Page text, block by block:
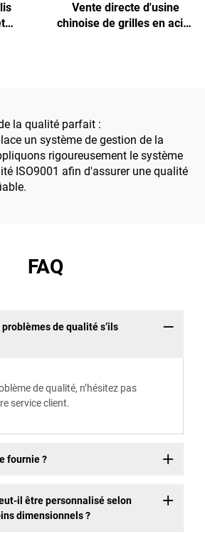
Vente directe d'usine
chinoise de grilles en acier
d'énergie nouvelle
photovoltaïque/
éolienne/de stockage
d'énergie
la qualité parfait :
un système de gestion de la
rigoureusement le système
ISO9001 afin d'assurer une qualité
FAQ
de qualité s’ils
de qualité, n’hésitez pas
service client.
fournie ?
il être personnalisé selon
dimensionnels ?